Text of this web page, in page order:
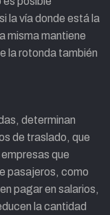
la vía donde está la
misma mantiene
la rotonda también
determinan
de traslado, que
que
pasajeros, como
pagar en salarios,
la cantidad